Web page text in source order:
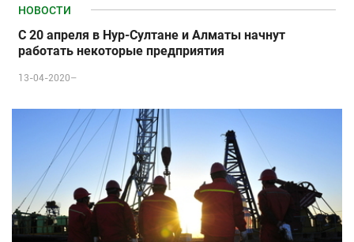
НОВОСТИ
С 20 апреля в Нур-Султане и Алматы начнут
работать некоторые предприятия
13-04-2020–